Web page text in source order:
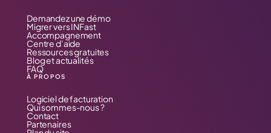
Demandez une démo
Migrer vers INFast
Accompagnement
Centre d’aide
Ressources gratuites
Blog et actualités
FAQ
À PROPOS
Logiciel de facturation
Qui sommes-nous ?
Contact
Partenaires